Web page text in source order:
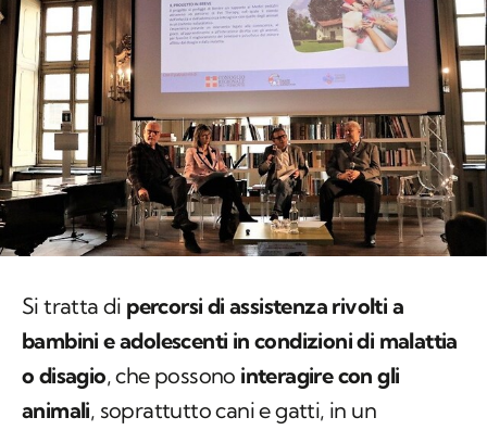
Si tratta di percorsi di assistenza rivolti a
bambini e adolescenti in condizioni di malattia
o disagio, che possono interagire con gli
animali, soprattutto cani e gatti, in un